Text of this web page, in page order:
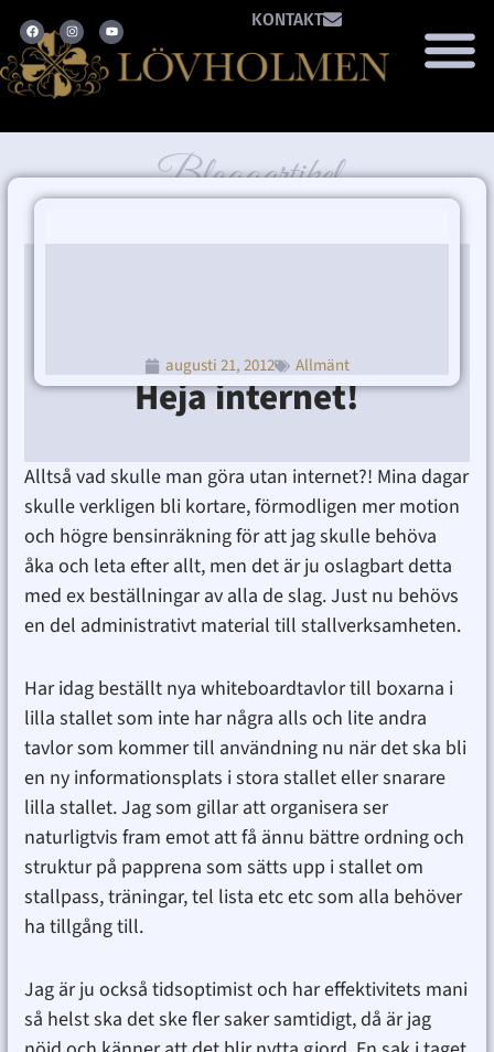
KONTAKT
Bloggartikel
Ditte Lindbom augusti 21, 2012
augusti 21, 2012 Allmänt
Heja internet!
Alltså vad skulle man göra utan internet?! Mina dagar
skulle verkligen bli kortare, förmodligen mer motion
och högre bensinräkning för att jag skulle behöva
åka och leta efter allt, men det är ju oslagbart detta
med ex beställningar av alla de slag. Just nu behövs
en del administrativt material till stallverksamheten.
Har idag beställt nya whiteboardtavlor till boxarna i
lilla stallet som inte har några alls och lite andra
tavlor som kommer till användning nu när det ska bli
en ny informationsplats i stora stallet eller snarare
lilla stallet. Jag som gillar att organisera ser
naturligtvis fram emot att få ännu bättre ordning och
struktur på papprena som sätts upp i stallet om
stallpass, träningar, tel lista etc etc som alla behöver
ha tillgång till.
Jag är ju också tidsoptimist och har effektivitets mani
så helst ska det ske fler saker samtidigt, då är jag